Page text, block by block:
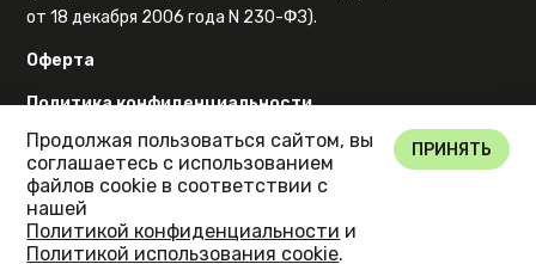
от 18 декабря 2006 года N 230-ФЗ).
Оферта
Политика конфиденциальности
Карта сайта
Продолжая пользоваться сайтом, вы
соглашаетесь с использованием
файлов cookie в соответствии с
нашей
Политикой конфиденциальности и
Политикой использования cookie.
ПРИНЯТЬ